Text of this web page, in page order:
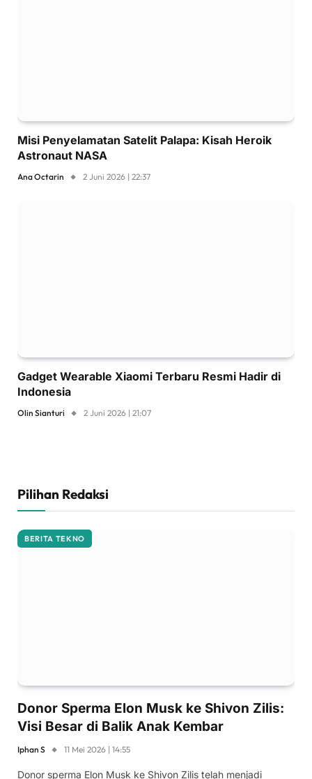
Misi Penyelamatan Satelit Palapa: Kisah Heroik
Astronaut NASA
Ana Octarin 2 Juni 2026 | 22:37
Gadget Wearable Xiaomi Terbaru Resmi Hadir di
Indonesia
Olin Sianturi 2 Juni 2026 | 21:07
Pilihan Redaksi
BERITA TEKNO
Donor Sperma Elon Musk ke Shivon Zilis:
Visi Besar di Balik Anak Kembar
Iphan S 11 Mei 2026 | 14:55
Donor sperma Elon Musk ke Shivon Zilis telah menjadi